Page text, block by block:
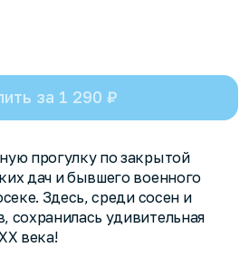
за 1 290 ₽
прогулку по закрытой
дач и бывшего военного
Здесь, среди сосен и
сохранилась удивительная
века!